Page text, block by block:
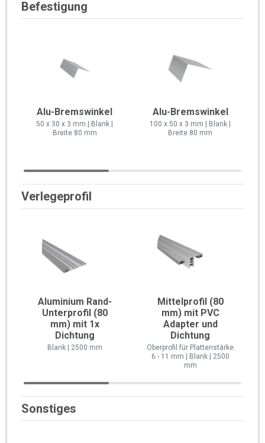
Befestigung
Alu-Bremswinkel
50 x 30 x 3 mm | Blank |
Breite 80 mm
Alu-Bremswinkel
100 x 50 x 3 mm | Blank |
Breite 80 mm
Verlegeprofil
Aluminium Rand-
Unterprofil (80
mm) mit 1x
Dichtung
Blank | 2500 mm
Mittelprofil (80
mm) mit PVC
Adapter und
Dichtung
Oberprofil für Plattenstärke
6 - 11 mm | Blank | 2500
mm
Sonstiges